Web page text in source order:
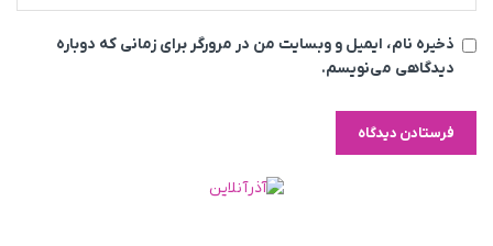
ذخیره نام، ایمیل و وبسایت من در مرورگر برای زمانی که دوباره
دیدگاهی می‌نویسم.